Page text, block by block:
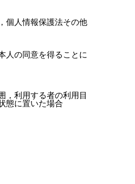
個人情報保護法その他
人の同意を得ることに
，利用する者の利用目
態に置いた場合